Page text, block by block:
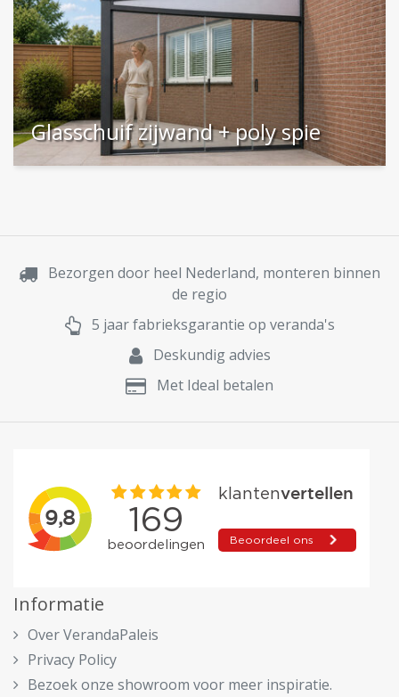
Glasschuif zijwand + poly spie
Bezorgen door heel Nederland, monteren binnen
de regio
5 jaar fabrieksgarantie op veranda's
Deskundig advies
Met Ideal betalen
Informatie
Over VerandaPaleis
Privacy Policy
Bezoek onze showroom voor meer inspiratie.